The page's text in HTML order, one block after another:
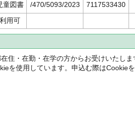
童図書 /470/5093/2023
7117533430
利用可
住・在勤・在学の方からお受けいたしま
を使用しています。申込む際はCookie